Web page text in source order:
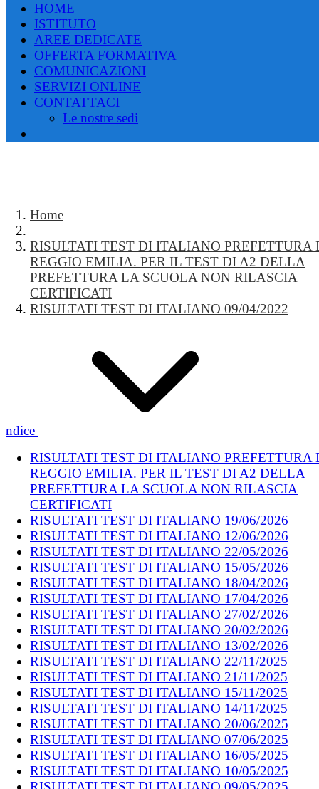
HOME
ISTITUTO
AREE DEDICATE
OFFERTA FORMATIVA
COMUNICAZIONI
SERVIZI ONLINE
CONTATTACI
Le nostre sedi
Home
RISULTATI TEST DI ITALIANO PREFETTURA
REGGIO EMILIA. PER IL TEST DI A2 DELLA
PREFETTURA LA SCUOLA NON RILASCIA
CERTIFICATI
RISULTATI TEST DI ITALIANO 09/04/2022
Indice
RISULTATI TEST DI ITALIANO PREFETTURA
REGGIO EMILIA. PER IL TEST DI A2 DELLA
PREFETTURA LA SCUOLA NON RILASCIA
CERTIFICATI
RISULTATI TEST DI ITALIANO 19/06/2026
RISULTATI TEST DI ITALIANO 12/06/2026
RISULTATI TEST DI ITALIANO 22/05/2026
RISULTATI TEST DI ITALIANO 15/05/2026
RISULTATI TEST DI ITALIANO 18/04/2026
RISULTATI TEST DI ITALIANO 17/04/2026
RISULTATI TEST DI ITALIANO 27/02/2026
RISULTATI TEST DI ITALIANO 20/02/2026
RISULTATI TEST DI ITALIANO 13/02/2026
RISULTATI TEST DI ITALIANO 22/11/2025
RISULTATI TEST DI ITALIANO 21/11/2025
RISULTATI TEST DI ITALIANO 15/11/2025
RISULTATI TEST DI ITALIANO 14/11/2025
RISULTATI TEST DI ITALIANO 20/06/2025
RISULTATI TEST DI ITALIANO 07/06/2025
RISULTATI TEST DI ITALIANO 16/05/2025
RISULTATI TEST DI ITALIANO 10/05/2025